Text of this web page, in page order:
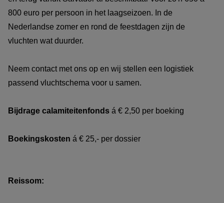
800 euro per persoon in het laagseizoen. In de
Nederlandse zomer en rond de feestdagen zijn de
vluchten wat duurder.
Neem contact met ons op en wij stellen een logistiek
passend vluchtschema voor u samen.
Bijdrage calamiteitenfonds á € 2,50 per boeking
Boekingskosten á € 25,- per dossier
Reissom: